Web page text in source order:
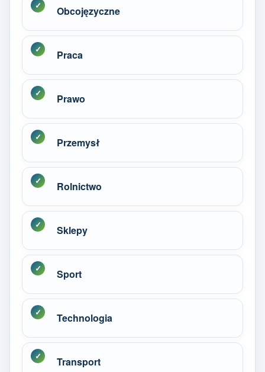
Obcojęzyczne
Praca
Prawo
Przemysł
Rolnictwo
Sklepy
Sport
Technologia
Transport